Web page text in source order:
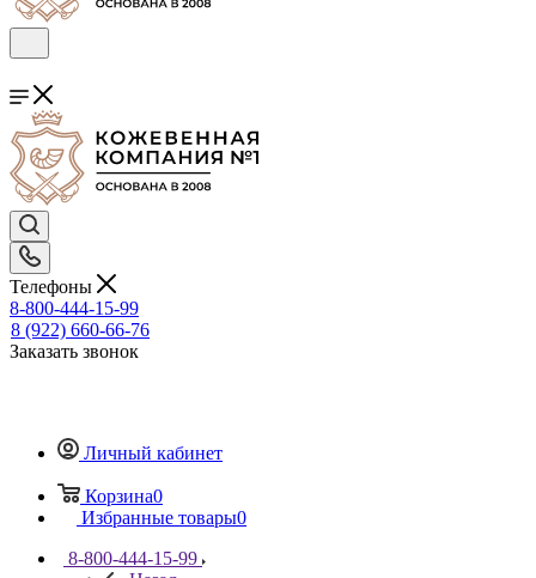
Телефоны
8-800-444-15-99
8 (922) 660-66-76
Заказать звонок
Личный кабинет
Корзина0
Избранные товары0
8-800-444-15-99